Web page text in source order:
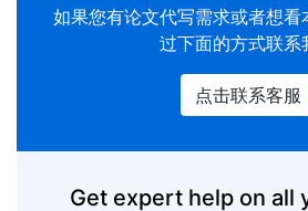
如果您有论文代写需求或者想看
过下面的方式联系
点击联系客服
Get expert help on all